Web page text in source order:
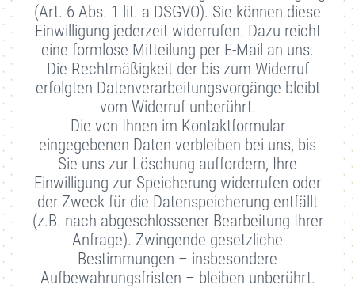
(Art. 6 Abs. 1 lit. a DSGVO). Sie können diese
Einwilligung jederzeit widerrufen. Dazu reicht
eine formlose Mitteilung per E-Mail an uns.
Die Rechtmäßigkeit der bis zum Widerruf
erfolgten Datenverarbeitungsvorgänge bleibt
vom Widerruf unberührt.
Die von Ihnen im Kontaktformular
eingegebenen Daten verbleiben bei uns, bis
Sie uns zur Löschung auffordern, Ihre
Einwilligung zur Speicherung widerrufen oder
der Zweck für die Datenspeicherung entfällt
(z.B. nach abgeschlossener Bearbeitung Ihrer
Anfrage). Zwingende gesetzliche
Bestimmungen – insbesondere
Aufbewahrungsfristen – bleiben unberührt.